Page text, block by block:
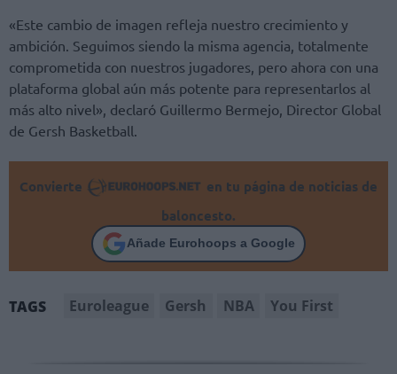
«Este cambio de imagen refleja nuestro crecimiento y
ambición. Seguimos siendo la misma agencia, totalmente
comprometida con nuestros jugadores, pero ahora con una
plataforma global aún más potente para representarlos al
más alto nivel», declaró Guillermo Bermejo, Director Global
de Gersh Basketball.
Convierte
en tu página de noticias de
baloncesto.
Añade Eurohoops a Google
TAGS Euroleague Gersh NBA You First